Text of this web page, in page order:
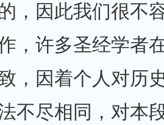
，因此我们很不
，许多圣经学者
，因着个人对历
不尽相同，对本